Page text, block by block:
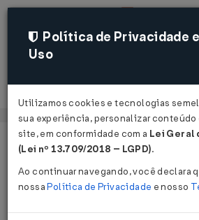
Página Inicial Legislações
Lei nº 9.313 de 13/11/
Publicado no DOU em 14
Política de Privacidade
Uso
Utilizamos cookies e tecnologias
sua experiência, personalizar conteúdo
site, em conformidade com a Lei Geral
(Lei nº 13.709/2018 – LGPD).
Ao continuar navegando, você declara
nossaPolítica de Privacidade e nosso